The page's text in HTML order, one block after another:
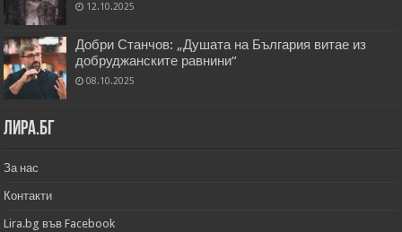
12.10.2025
Добри Станчов: „Душата на България витае из
добруджанските равнини“
08.10.2025
Лира.бг
За нас
Контакти
Lira.bg във Facebook